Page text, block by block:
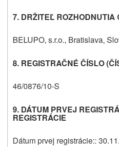
7. DRŽITEĽ ROZHODNUTIA
BELUPO, s.r.o., Bratislava,
8. REGISTRAČNÉ ČÍSLO
46/0876/10-S
9. DÁTUM PRVEJ
REGISTRÁCIE
Dátum prvej registrácie::